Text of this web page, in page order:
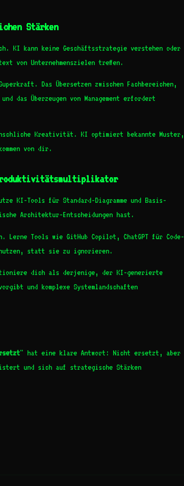
Stärken
KI kann keine Geschäftsstrategie verstehen oder
von Unternehmenszielen treffen.
Das Übersetzen zwischen Fachbereichen,
das Überzeugen von Management erfordert
Kreativität. KI optimiert bekannte Muster,
von dir.
KI-Tools für Standard-Diagramme und Basis-
Architektur-Entscheidungen hast.
Tools wie GitHub Copilot, ChatGPT für Code-
statt sie zu ignorieren.
dich als derjenige, der KI-generierte
und komplexe Systemlandschaften
" hat eine klare Antwort: Nicht ersetzt, aber
und sich auf strategische Stärken